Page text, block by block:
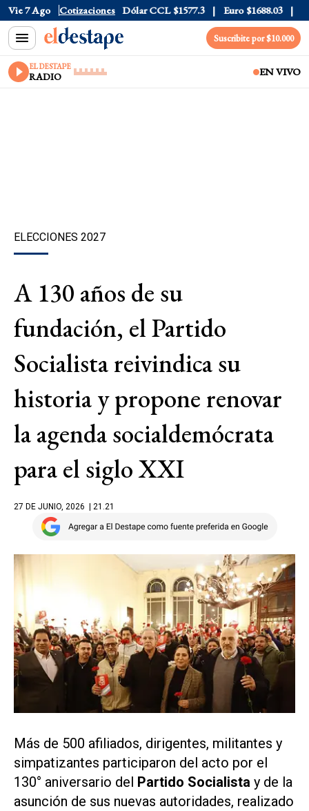
Vie 7 Ago Cotizaciones
Dólar Blue $1530 Dólar CCL $1577.3 Euro $1688.03
Suscribite por $10.000
EL DESTAPE
RADIO EN VIVO
ELECCIONES 2027
A 130 años de su
fundación, el Partido
Socialista reivindica su
historia y propone renovar
la agenda socialdemócrata
para el siglo XXI
27 DE JUNIO, 2026 | 21.21
Más de 500 afiliados, dirigentes, militantes y
simpatizantes participaron del acto por el
130° aniversario del Partido Socialista y de la
asunción de sus nuevas autoridades, realizado